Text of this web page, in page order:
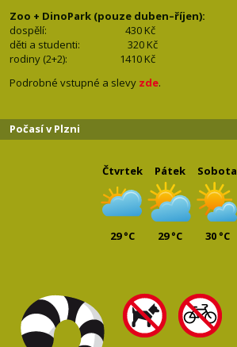
Zoo + DinoPark (pouze duben–říjen):
dospělí: 430 Kč
děti a studenti: 320 Kč
rodiny (2+2): 1410 Kč
Podrobné vstupné a slevy zde.
Počasí v Plzni
Čtvrtek
29 °C
Pátek
29 °C
Sobota
30 °C